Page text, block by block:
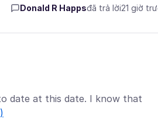
Donald R Happsđã trả lời21 giờ
date at this date. I know that